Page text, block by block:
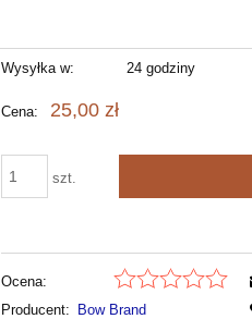
Wysyłka w: 24 godziny
Cena: 25,00 zł
szt.
Ocena:
Producent: Bow Brand